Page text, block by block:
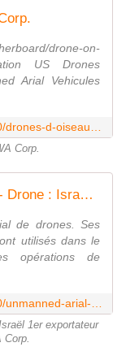
drone-on-
US Drones
Arial Vehicules
Corp.
Unmanned Arial Vehicules (UAVs) - Drone : Israël 1er exportateur mondial de drones - OOKAWA Corp.
de drones. Ses
utilisés dans le
opérations de
1er exportateur
Corp.